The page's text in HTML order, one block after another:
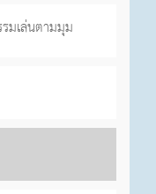
มเล่นตามมุม